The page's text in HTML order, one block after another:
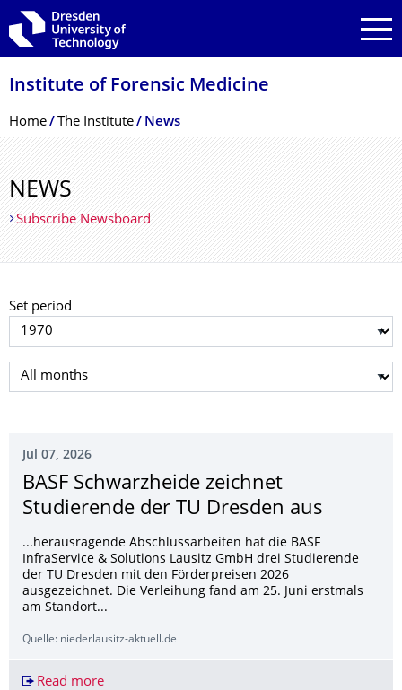
Skip to main navigation
Skip to search
Skip to content
Institute of Forensic Medicine
Breadcrumb Menu
Home The Institute News
NEWS
Subscribe Newsboard
Set period
Select year
Select month
Jul 07, 2026
BASF Schwarzheide zeichnet
Studierende der TU Dresden aus
...herausragende Abschlussarbeiten hat die BASF
InfraService & Solutions Lausitz GmbH drei Studierende
der TU Dresden mit den Förderpreisen 2026
ausgezeichnet. Die Verleihung fand am 25. Juni erstmals
am Standort...
Quelle: niederlausitz-aktuell.de
Read moreBASF Schwarzheide zeichnet Studierende der